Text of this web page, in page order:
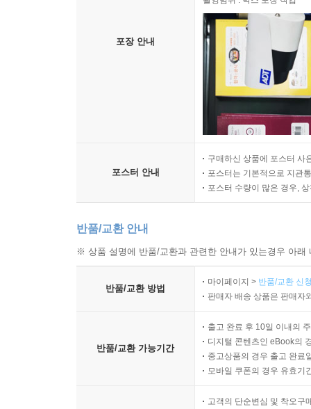
포장 안내
포스터 안내
구매하신 상품에 포스터 사
포스터는 기본적으로 지관
포스터 수량이 많은 경우,
반품/교환 안내
※ 상품 설명에 반품/교환과 관련한 안내가 있는경우 아
반품/교환 방법
마이페이지 > 반품/교환 신
판매자 배송 상품은 판매자
반품/교환 가능기간
출고 완료 후 10일 이내의
디지털 콘텐츠인 eBook의
중고상품의 경우 출고 완료
모바일 쿠폰의 경우 유효기
고객의 단순변심 및 착오구